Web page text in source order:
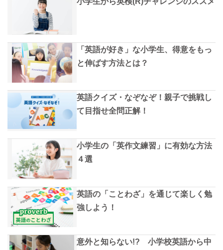
「英語が好き」な小学生、得意をもっ
と伸ばす方法とは？
英語クイズ・なぞなぞ！親子で挑戦し
て目指せ全問正解！
小学生の「英作文練習」に有効な方法
４選
英語の「ことわざ」を通じて楽しく勉
強しよう！
意外と知らない!? 小学校英語から中